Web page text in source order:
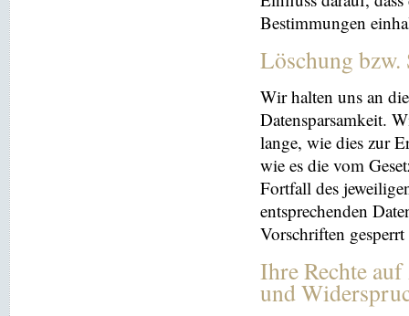
Bestimmungen
Löschung
Wir halten uns an
Datensparsamkeit.
lange, wie dies zur
wie es die vom
Fortfall des
entsprechenden
Vorschriften
Ihre Rechte
und